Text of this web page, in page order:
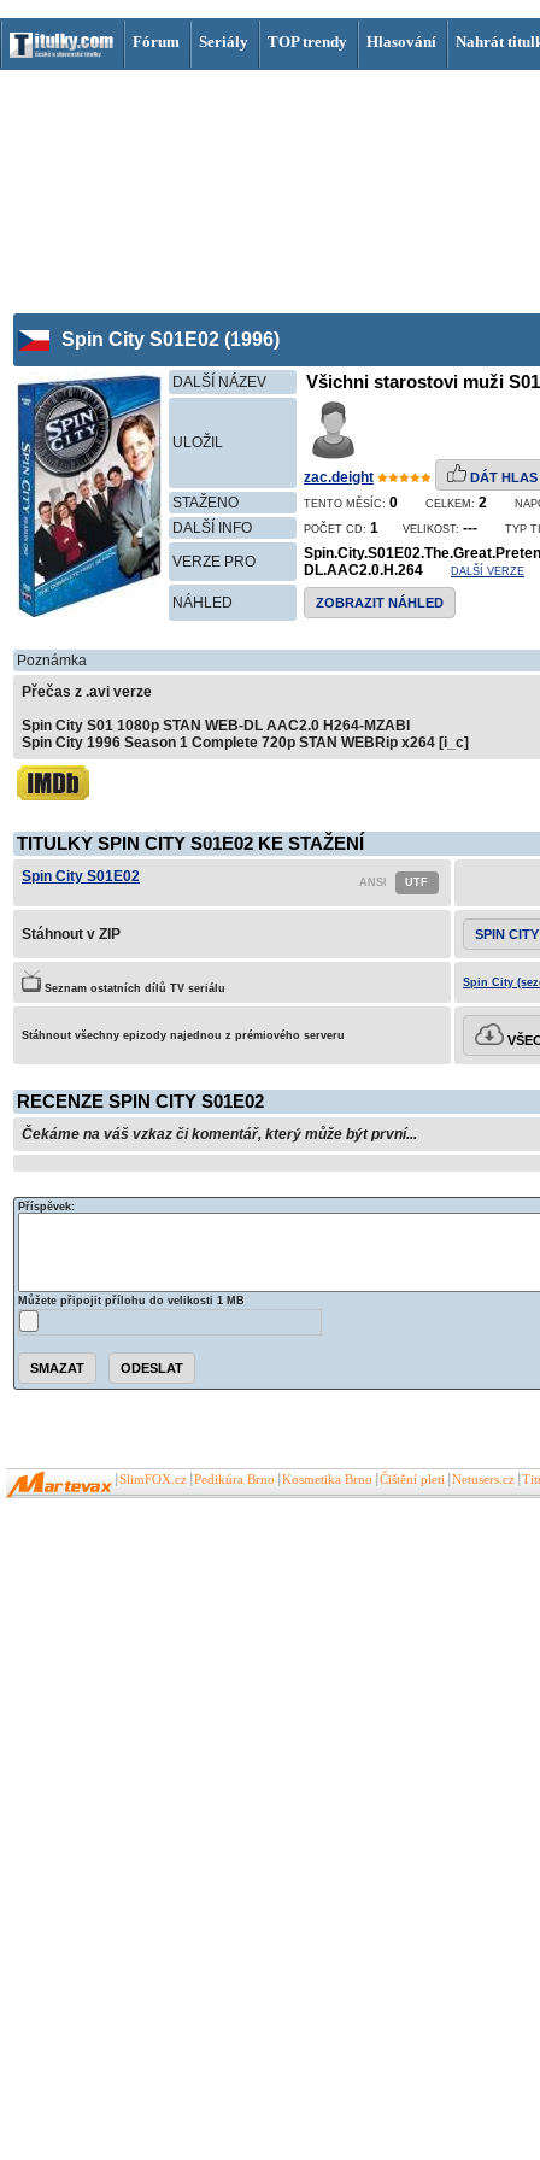
Fórum Seriály TOP trendy Hlasování Nahrát
Spin City S01E02 (1996)
DALŠÍ NÁZEV Všichni starostovi muži
ULOŽIL
zac.deight DÁT HLAS
STAŽENO TENTO MĚSÍC: 0 CELKEM: 2
DALŠÍ INFO POČET CD: 1 VELIKOST: --- TYP
VERZE PRO
DL.AAC2.0.H.264
DALŠÍ VERZE
NÁHLED ZOBRAZIT NÁHLED
Poznámka
Přečas z .avi verze
Spin City S01 1080p STAN WEB-DL AAC2.0 H264-MZABI
Spin City 1996 Season 1 Complete 720p STAN WEBRip x264 [i_c]
TITULKY SPIN CITY S01E02 KE STAŽENÍ
Spin City S01E02
Stáhnout v ZIP SPIN
Seznam ostatních dílů TV seriálu Spin City
Stáhnout všechny epizody najednou z prémiového serveru
RECENZE SPIN CITY S01E02
Čekáme na váš vzkaz či komentář, který může být první...
Příspěvek:
Můžete připojit přílohu do velikosti 1 MB
SlimFOX.cz Pedikúra Brno Kosmetika Brno Čištění pleti Netusers.cz